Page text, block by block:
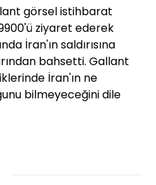
görsel istihbarat
ziyaret ederek
İran'ın saldırısına
bahsetti. Gallant
İran'ın ne
bilmeyeceğini dile